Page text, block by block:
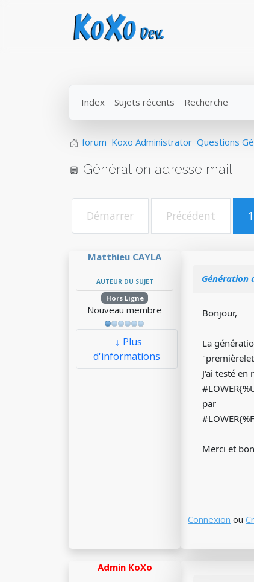
Index Sujets récents Recherche
forum Koxo Administrator Questions
Génération adresse mail
Démarrer Précédent 1
Matthieu CAYLA
AUTEUR DU SUJET
Hors Ligne
Nouveau membre
Plus
d'informations
Génération
Bonjour,
La
J'ai testé en
par
Merci et
Connexion ou
Admin KoXo